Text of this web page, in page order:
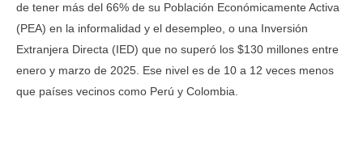
de tener más del 66% de su Población Económicamente Activa
(PEA) en la informalidad y el desempleo, o una Inversión
Extranjera Directa (IED) que no superó los $130 millones entre
enero y marzo de 2025. Ese nivel es de 10 a 12 veces menos
que países vecinos como Perú y Colombia.